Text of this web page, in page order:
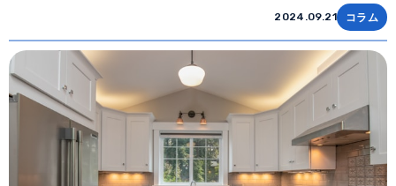
2024.09.21 コラム